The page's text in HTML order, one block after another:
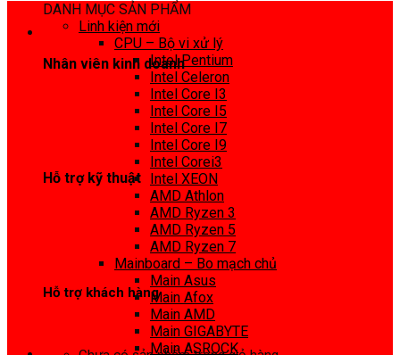
Nhân viên kinh doanh
Hỗ trợ kỹ thuật
Hỗ trợ khách hàng
DANH MỤC SẢN PHẨM
Linh kiện mới
CPU – Bộ vi xử lý
Intel Pentium
Intel Celeron
Intel Core I3
Intel Core I5
Intel Core I7
Intel Core I9
Intel Corei3
Intel XEON
AMD Athlon
AMD Ryzen 3
AMD Ryzen 5
AMD Ryzen 7
Mainboard – Bo mạch chủ
Main Asus
Main Afox
Main AMD
Main GIGABYTE
Main ASROCK